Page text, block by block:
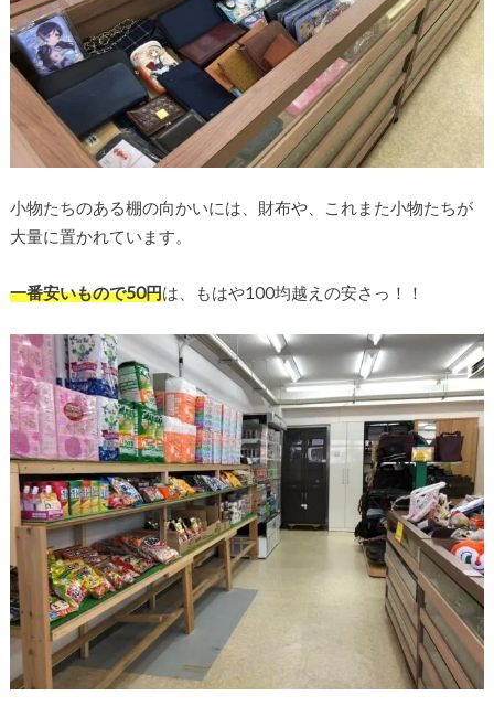
小物たちのある棚の向かいには、財布や、これまた小物たちが
大量に置かれています。
一番安いもので50円は、もはや100均越えの安さっ！！